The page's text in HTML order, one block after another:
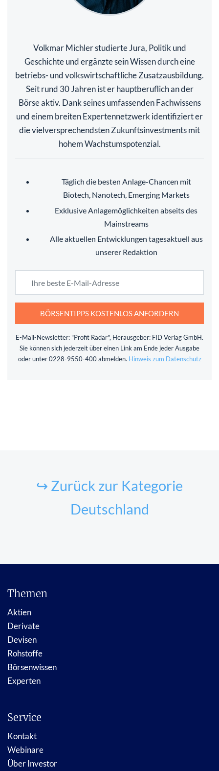
Volkmar Michler studierte Jura, Politik und
Geschichte und ergänzte sein Wissen durch eine
betriebs- und volkswirtschaftliche Zusatzausbildung.
Seit rund 30 Jahren ist er hauptberuflich an der
Börse aktiv. Dank seines umfassenden Fachwissens
und einem breiten Expertennetzwerk identifiziert er
die vielversprechendsten Zukunftsinvestments mit
hohem Wachstumspotenzial.
Täglich die besten Anlage-Chancen mit
Biotech, Nanotech, Emerging Markets
Exklusive Anlagemöglichkeiten abseits des
Mainstreams
Alle aktuellen Entwicklungen tagesaktuell aus
unserer Redaktion
BÖRSENTIPPS KOSTENLOS ANFORDERN
E-Mail-Newsletter: "Profit Radar", Herausgeber: FID Verlag GmbH.
Sie können sich jederzeit über einen Link am Ende jeder Ausgabe
oder unter 0228-9550-400 abmelden. Hinweis zum Datenschutz
↪ Zurück zur Kategorie
Deutschland
Themen
Aktien
Derivate
Devisen
Rohstoffe
Börsenwissen
Experten
Service
Kontakt
Webinare
Über Investor